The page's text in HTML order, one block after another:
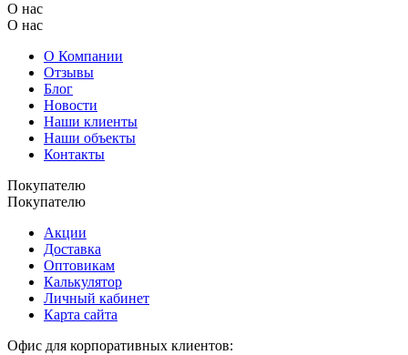
О нас
О нас
О Компании
Отзывы
Блог
Новости
Наши клиенты
Наши объекты
Контакты
Покупателю
Покупателю
Акции
Доставка
Оптовикам
Калькулятор
Личный кабинет
Карта сайта
Офис для корпоративных клиентов: